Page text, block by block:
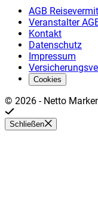
AGB
Veranstalter
Kontakt
Datenschutz
Impressum
Cookies
© 2026 - Netto
Schließen